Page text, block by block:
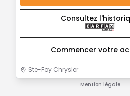
Consultez
Commencer votre
Ste-Foy Chrysler
Mention légale